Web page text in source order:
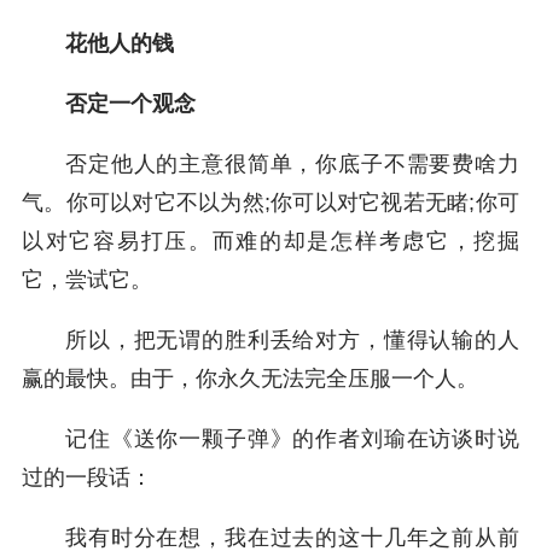
花他人的钱
否定一个观念
否定他人的主意很简单，你底子不需要费啥力
气。你可以对它不以为然;你可以对它视若无睹;你可
以对它容易打压。而难的却是怎样考虑它，挖掘
它，尝试它。
所以，把无谓的胜利丢给对方，懂得认输的人
赢的最快。由于，你永久无法完全压服一个人。
记住《送你一颗子弹》的作者刘瑜在访谈时说
过的一段话：
我有时分在想，我在过去的这十几年之前从前